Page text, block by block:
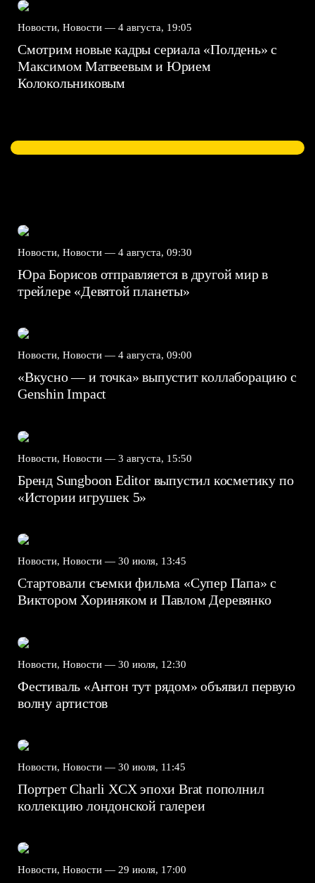
Новости, Новости — 4 августа, 19:05
Смотрим новые кадры сериала «Полдень» с
Максимом Матвеевым и Юрием
Колокольниковым
Новости, Новости — 4 августа, 09:30
Юра Борисов отправляется в другой мир в
трейлере «Девятой планеты»
Новости, Новости — 4 августа, 09:00
«Вкусно — и точка» выпустит коллаборацию с
Genshin Impact⁠⁠
Новости, Новости — 3 августа, 15:50
Бренд Sungboon Editor выпустил косметику по
«Истории игрушек 5»
Новости, Новости — 30 июля, 13:45
Стартовали съемки фильма «Супер Папа» с
Виктором Хориняком и Павлом Деревянко
Новости, Новости — 30 июля, 12:30
Фестиваль «Антон тут рядом» объявил первую
волну артистов
Новости, Новости — 30 июля, 11:45
Портрет Charli XCX эпохи Brat пополнил
коллекцию лондонской галереи
Новости, Новости — 29 июля, 17:00